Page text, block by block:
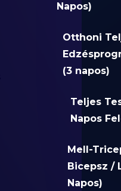
Napos)
Otthoni
(3 napos)
Teljes
Napos
Mell-
Bicepsz /
Napos)